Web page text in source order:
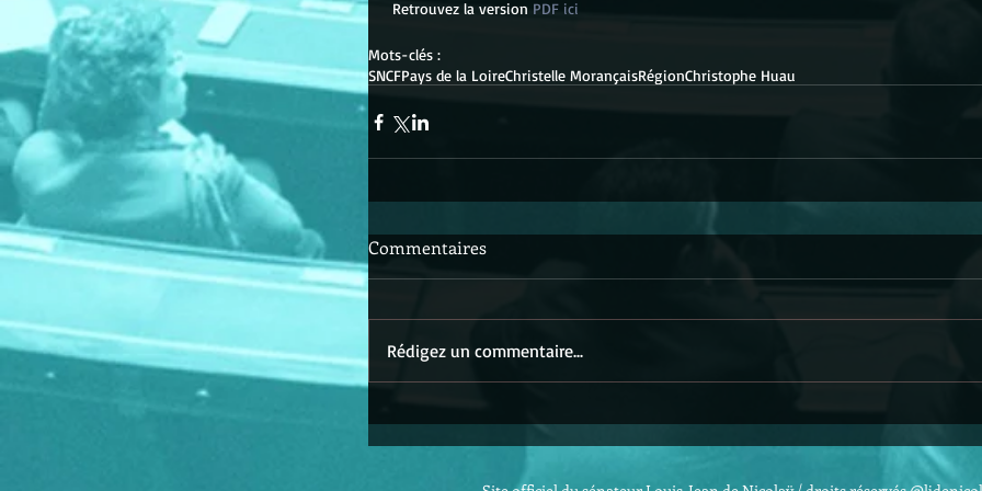
Retrouvez la version PDF ici
Mots-clés :
SNCFPays de la LoireChristelle MorançaisRégionChristophe Huau
Commentaires
Rédigez un commentaire...